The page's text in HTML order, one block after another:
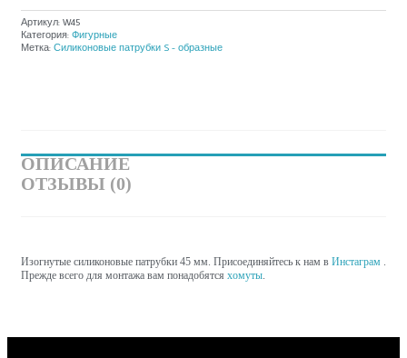
Артикул: W45
Категория: Фигурные
Метка: Силиконовые патрубки S - образные
ОПИСАНИЕ
ОТЗЫВЫ (0)
Изогнутые силиконовые патрубки 45 мм. Присоединяйтесь к нам в Инстаграм .
Прежде всего для монтажа вам понадобятся хомуты.